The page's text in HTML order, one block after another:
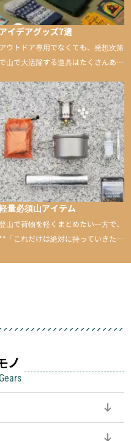
アイデアグッズ7選
アウトドア専用でなくても、発想次第
で山で大活躍する道具はたくさんあり
に持ち込むと快適性や安心感をグッ
引き上げてくれる――そんな意外性
あるアイテムを紹介
量必須山アイテム
山で荷物を軽くまとめたい一方で、
**「これだけは絶対に持っていきた
ノ